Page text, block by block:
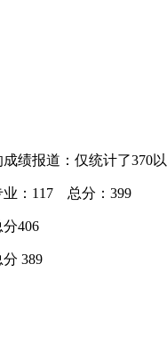
绩报道：仅统计了370
：117 总分：399
406
389